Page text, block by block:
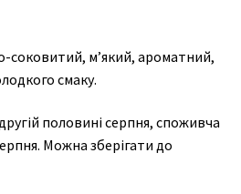
соковитий, м’який, ароматний,
смаку.
половині серпня, споживча
Можна зберігати до